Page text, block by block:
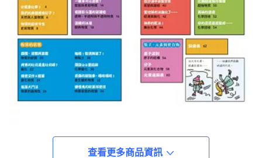
查看更多商品資訊